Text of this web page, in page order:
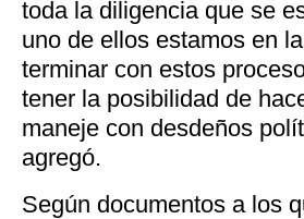
toda la diligencia que se
uno de ellos estamos en
terminar con estos
tener la posibilidad de
maneje con desdeños
agregó.
Según documentos a los